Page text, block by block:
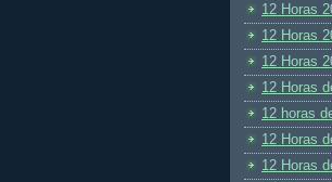
12 Horas
12 Horas
12 Horas
12 Horas
12 horas
12 Horas
12 Horas